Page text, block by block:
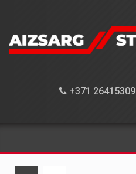
+371 26415309
AIZSARGSTIEŅU
APRĪKOJUMA
PIEGĀDE